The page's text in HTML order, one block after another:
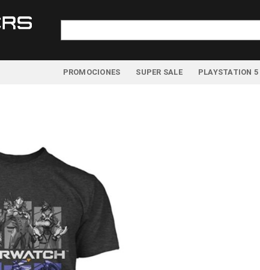
PROMOCIONES SUPER SALE PLAYSTATION 5